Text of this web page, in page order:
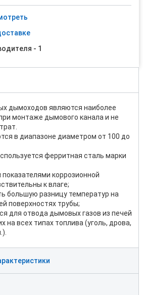
- 1
дымоходов являются наиболее
монтаже дымового канала и не
в диапазоне диаметром от 100 до
ферритная сталь марки
коррозионной
к влаге;
большую разницу температур на
поверхностях трубы;
для отвода дымовых газов из печей
на всех типах топлива (уголь, дрова,